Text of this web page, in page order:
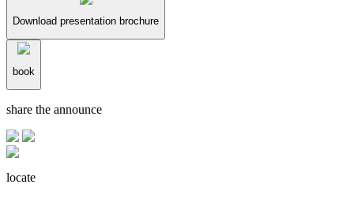
Download presentation brochure
book
share the announce
locate